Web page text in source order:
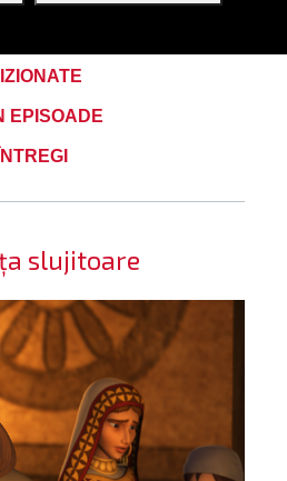
EPISOADE
slujitoare